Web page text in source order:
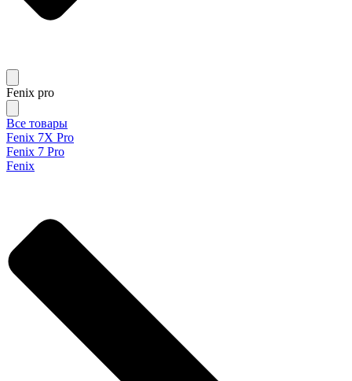
Fenix pro
Все товары
Fenix 7X Pro
Fenix 7 Pro
Fenix